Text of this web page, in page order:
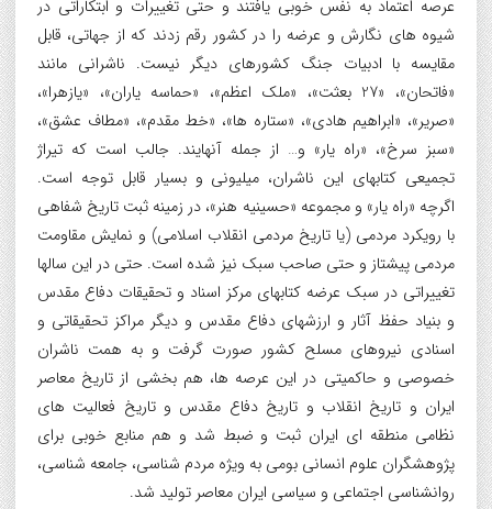
عرصه اعتماد به نفس خوبی یافتند و حتی تغییرات و ابتکاراتی در
شیوه های نگارش و عرضه را در کشور رقم زدند که از جهاتی، قابل
مقایسه با ادبیات جنگ کشورهای دیگر نیست. ناشرانی مانند
«فاتحان»، «27 بعثت»، «ملک اعظم»، «حماسه یاران»، «یازهرا»،
«صریر»، «ابراهیم هادی»، «ستاره ها»، «خط مقدم»، «مطاف عشق»،
«سبز سرخ»، «راه یار» و… از جمله آنهایند. جالب است که تیراژ
تجمیعی کتابهای این ناشران، میلیونی و بسیار قابل توجه است.
اگرچه «راه یار» و مجموعه «حسینیه هنر»، در زمینه ثبت تاریخ شفاهی
با رویکرد مردمی (یا تاریخ مردمی انقلاب اسلامی) و نمایش مقاومت
مردمی پیشتاز و حتی صاحب سبک نیز شده است. حتی در این سالها
تغییراتی در سبک عرضه کتابهای مرکز اسناد و تحقیقات دفاع مقدس
و بنیاد حفظ آثار و ارزشهای دفاع مقدس و دیگر مراکز تحقیقاتی و
اسنادی نیروهای مسلح کشور صورت گرفت و به همت ناشران
خصوصی و حاکمیتی در این عرصه ها، هم بخشی از تاریخ معاصر
ایران و تاریخ انقلاب و تاریخ دفاع مقدس و تاریخ فعالیت های
نظامی منطقه ای ایران ثبت و ضبط شد و هم منابع خوبی برای
پژوهشگران علوم انسانی بومی به ویژه مردم شناسی، جامعه شناسی،
روانشناسی اجتماعی و سیاسی ایران معاصر تولید شد.